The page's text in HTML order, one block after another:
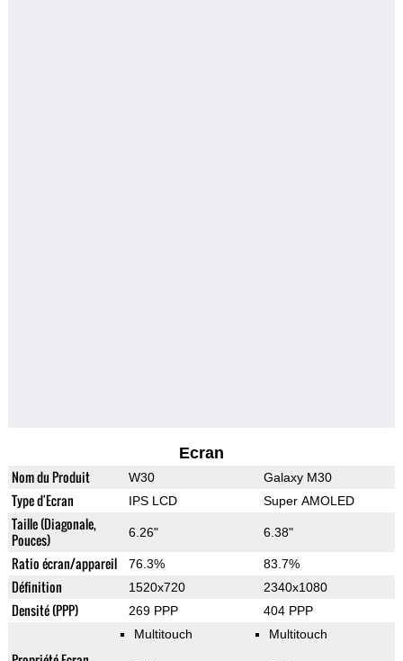
Ecran
Nom du Produit W30 Galaxy M30
Type d'Ecran IPS LCD Super AMOLED
Taille (Diagonale,
Pouces)
6.26" 6.38"
Ratio écran/appareil 76.3% 83.7%
Définition 1520x720 2340x1080
Densité (PPP) 269 PPP 404 PPP
Multitouch Multitouch